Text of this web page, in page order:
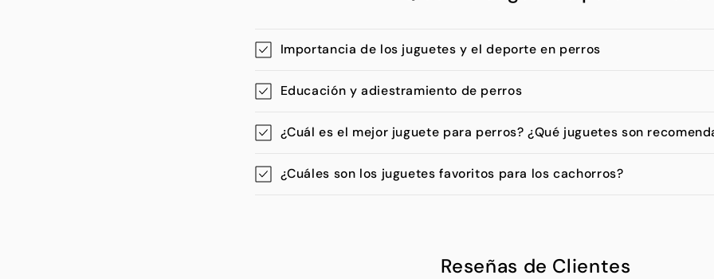
Importancia de los juguetes y el deporte en perros
Educación y adiestramiento de perros
¿Cuál es el mejor juguete para perros? ¿Qué juguetes son
¿Cuáles son los juguetes favoritos para los cachorros?
Reseñas de Clientes